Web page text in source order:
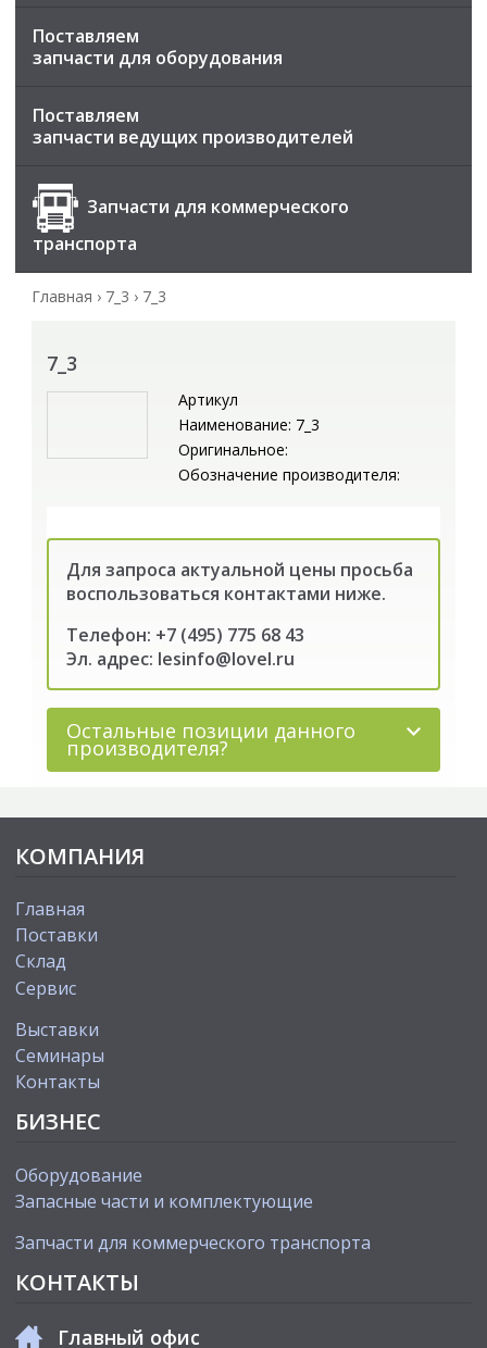
Поставляем
запчасти для оборудования
Поставляем
запчасти ведущих производителей
Запчасти для коммерческого
транспорта
Главная › 7_3 › 7_3
7_3
Артикул
Наименование: 7_3
Оригинальное:
Обозначение производителя:
Для запроса актуальной цены просьба
воспользоваться контактами ниже.
Телефон: +7 (495) 775 68 43
Эл. адрес: lesinfo@lovel.ru
Остальные позиции данного
производителя?
КОМПАНИЯ
Главная
Поставки
Склад
Сервис
Выставки
Cеминары
Контакты
БИЗНЕС
Оборудование
Запасные части и комплектующие
Запчасти для коммерческого транспорта
КОНТАКТЫ
Главный офис